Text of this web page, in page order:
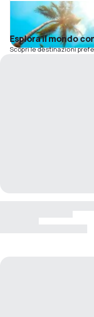
Esplora il mondo
Scopri le destinazioni